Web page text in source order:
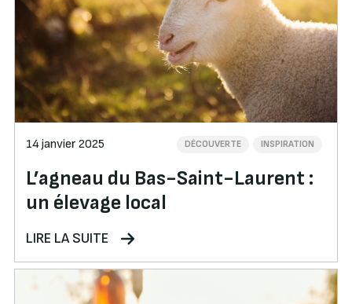
14 janvier 2025 DÉCOUVERTE INSPIRATION
L’agneau du Bas-Saint-Laurent :
un élevage local
LIRE LA SUITE